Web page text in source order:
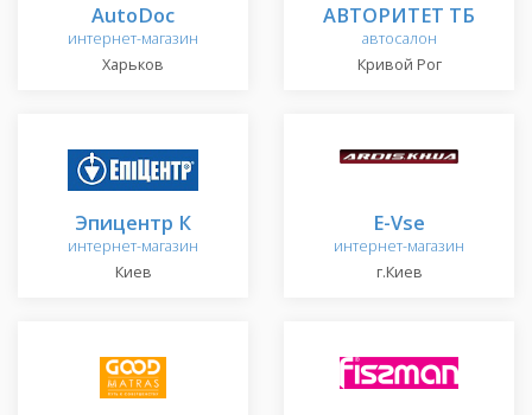
AutoDoc
интернет-магазин
Харьков
АВТОРИТЕТ ТБ
автосалон
Кривой Рог
Эпицентр К
интернет-магазин
Киев
E-Vse
интернет-магазин
г.Киев